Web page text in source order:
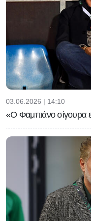
03.06.2026 | 14:10
«Ο Φαμπιάνο σίγουρα